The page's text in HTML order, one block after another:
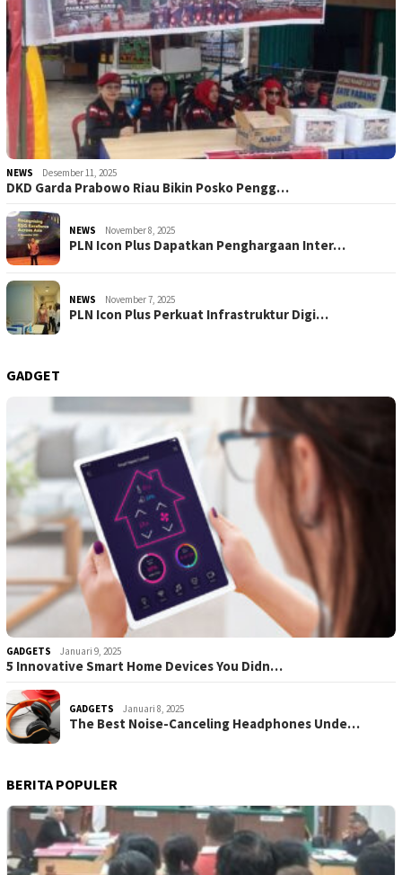
NEWS Desember 11, 2025
DKD Garda Prabowo Riau Bikin Posko Pengg…
NEWS November 8, 2025
PLN Icon Plus Dapatkan Penghargaan Inter…
NEWS November 7, 2025
PLN Icon Plus Perkuat Infrastruktur Digi…
GADGET
GADGETS Januari 9, 2025
5 Innovative Smart Home Devices You Didn…
GADGETS Januari 8, 2025
The Best Noise-Canceling Headphones Unde…
BERITA POPULER